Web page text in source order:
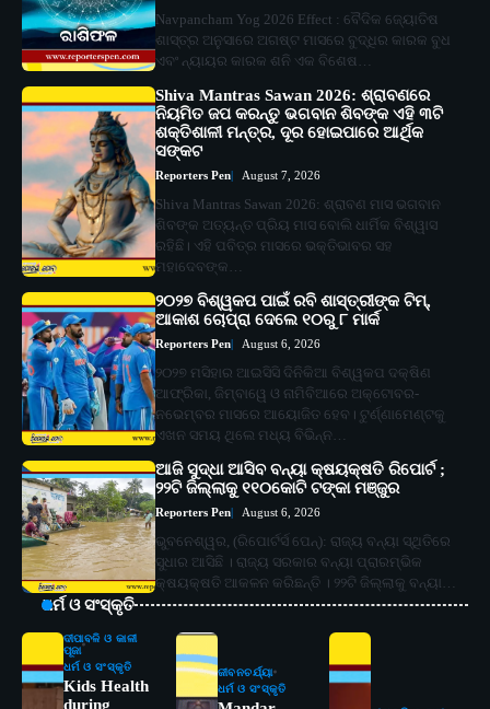
Navpancham Yog 2026 Effect : ବୈଦିକ ଜ୍ୟୋତିଷ
ଶାସ୍ତ୍ର ଅନୁସାରେ ଅଗଷ୍ଟ ମାସରେ ବୁଦ୍ଧିର କାରକ ବୁଧ
ଏବଂ ନ୍ୟାୟର କାରକ ଶନି ଏକ ବିଶେଷ…
Shiva Mantras Sawan 2026: ଶ୍ରାବଣରେ
ନିୟମିତ ଜପ କରନ୍ତୁ ଭଗବାନ ଶିବଙ୍କ ଏହି ୩ଟି
ଶକ୍ତିଶାଳୀ ମନ୍ତ୍ର, ଦୂର ହୋଇପାରେ ଆର୍ଥିକ
ସଙ୍କଟ
Reporters Pen August 7, 2026
Shiva Mantras Sawan 2026: ଶ୍ରାବଣ ମାସ ଭଗବାନ
ଶିବଙ୍କ ଅତ୍ୟନ୍ତ ପ୍ରିୟ ମାସ ବୋଲି ଧାର୍ମିକ ବିଶ୍ୱାସ
ରହିଛି। ଏହି ପବିତ୍ର ମାସରେ ଭକ୍ତିଭାବର ସହ
ମହାଦେବଙ୍କ…
୨୦୨୭ ବିଶ୍ୱକପ ପାଇଁ ରବି ଶାସ୍ତ୍ରୀଙ୍କ ଟିମ୍,
ଆକାଶ ଚୋପ୍ରା ଦେଲେ ୧୦ରୁ ୮ ମାର୍କ
Reporters Pen August 6, 2026
୨୦୨୭ ମସିହାର ଆଇସିସି ଦିନିକିଆ ବିଶ୍ୱକପ ଦକ୍ଷିଣ
ଆଫ୍ରିକା, ଜିମ୍ବାୱେ ଓ ନାମିବିଆରେ ଅକ୍ଟୋବର-
ନଭେମ୍ବର ମାସରେ ଆୟୋଜିତ ହେବ। ଟୁର୍ଣ୍ଣାମେଣ୍ଟକୁ
ଏଖନ ସମୟ ଥିଲେ ମଧ୍ୟ ବିଭିନ୍ନ…
ଆଜି ସୁଦ୍ଧା ଆସିବ ବନ୍ୟା କ୍ଷୟକ୍ଷତି ରିପୋର୍ଟ ;
୨୨ଟି ଜିଲ୍ଲାକୁ ୧୧୦କୋଟି ଟଙ୍କା ମଞ୍ଜୁର
Reporters Pen August 6, 2026
ଭୁବନେଶ୍ୱର, (ରିପୋର୍ଟର୍ସ ପେନ୍‌): ରାଜ୍ୟ ବନ୍ୟା ସ୍ଥିତିରେ
ସୁଧାର ଆସିଛି । ରାଜ୍ୟ ସରକାର ବନ୍ୟା ପ୍ରାରମ୍ଭିକ
କ୍ଷୟକ୍ଷତି ଆକଳନ କରିଛନ୍ତି । ୨୨ଟି ଜିଲ୍ଲାକୁ ବନ୍ୟା…
ଧର୍ମ ଓ ସଂସ୍କୃତି
ଦୀପାବଳି ଓ କାଳୀ
ପୂଜା
ଧର୍ମ ଓ ସଂସ୍କୃତି
Kids Health
during
ଜୀବନଚର୍ଯ୍ୟା
ଧର୍ମ ଓ ସଂସ୍କୃତି